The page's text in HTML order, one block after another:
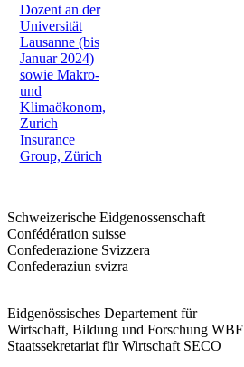
Dozent an der
Universität
Lausanne (bis
Januar 2024)
sowie Makro-
und
Klimaökonom,
Zurich
Insurance
Group, Zürich
Schweizerische Eidgenossenschaft
Confédération suisse
Confederazione Svizzera
Confederaziun svizra
Eidgenössisches Departement für
Wirtschaft, Bildung und Forschung WBF
Staatssekretariat für Wirtschaft SECO